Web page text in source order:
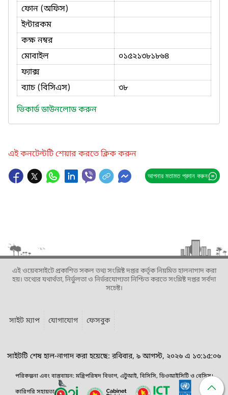
ফোন (অফিস)
ইন্টারকম
কক্ষ নম্বর
মোবাইল
০১৫২১৩৮১৮৬৪
ফ্যাক্স
ব্যাচ (বিসিএস)
৩৮
ভিকার্ড ডাউনলোড করুন
এই কনটেন্টটি শেয়ার করতে ক্লিক করুন
আপনার মতামত প্রদান করুন
এই ওয়েবসাইটে প্রকাশিত সকল তথ্য সংশ্লিষ্ট দপ্তর কর্তৃক নিয়মিত হালনাগাদ করা
হয়। তথ্যের যথার্থতা, নির্ভুলতা ও নির্ভরযোগ্যতা নিশ্চিত করতে সংশ্লিষ্ট দপ্তর সর্বদা
সচেষ্ট।
সাইট ম্যাপ যোগাযোগ ফেসবুক
সাইটটি শেষ হাল-নাগাদ করা হয়েছে: রবিবার, ৯ আগস্ট, ২০২৬ এ ১৩:১৫:০৬
পরিকল্পনা এবং বাস্তবায়ন: মন্ত্রিপরিষদ বিভাগ, এটুআই, বিসিসি, ডিওআইসিটি ও বেসিস।
কারিগরি সহায়তা